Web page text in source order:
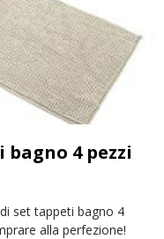
4 pezzi
set tappeti bagno 4
alla perfezione!